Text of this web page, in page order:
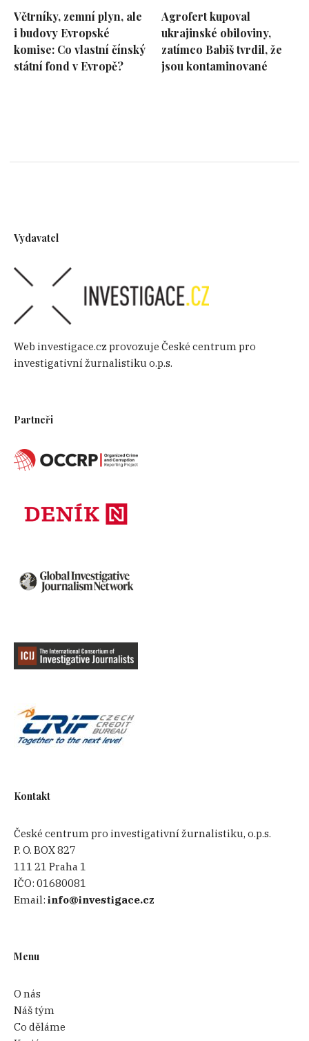
Větrníky, zemní plyn, ale
i budovy Evropské
komise: Co vlastní čínský
státní fond v Evropě?
Agrofert kupoval
ukrajinské obiloviny,
zatímco Babiš tvrdil, že
jsou kontaminované
Vydavatel
Web investigace.cz provozuje České centrum pro
investigativní žurnalistiku o.p.s.
Partneři
Kontakt
České centrum pro investigativní žurnalistiku, o.p.s.
P. O. BOX 827
111 21 Praha 1
IČO:01680081
Email:info@investigace.cz
Menu
O nás
Náš tým
Co děláme